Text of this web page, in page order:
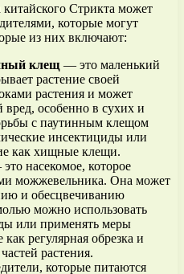
Стрикта может
которые могут
из них включают:
клещ — это маленький
растение своей
растения и может
особенно в сухих и
с паутинным клещом
инсектициды или
как хищные клещи.
насекомое, которое
можжевельника. Она может
и обесцвечиванию
можно использовать
или применять меры
регулярная обрезка и
растения.
которые питаются